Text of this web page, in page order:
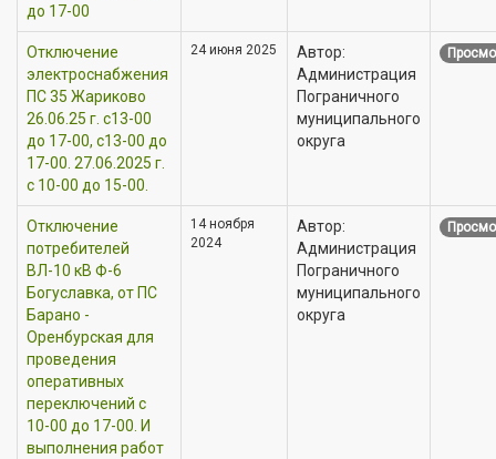
до 17-00
Отключение
электроснабжения
ПС 35 Жариково
26.06.25 г. с13-00
до 17-00, с13-00 до
17-00. 27.06.2025 г.
с 10-00 до 15-00.
24 июня 2025
Автор:
Администрация
Пограничного
муниципального
округа
Отключение
потребителей
ВЛ-10 кВ Ф-6
Богуславка, от ПС
Барано -
Оренбурская для
проведения
оперативных
переключений с
10-00 до 17-00. И
выполнения работ
14 ноября
2024
Автор:
Администрация
Пограничного
муниципального
округа